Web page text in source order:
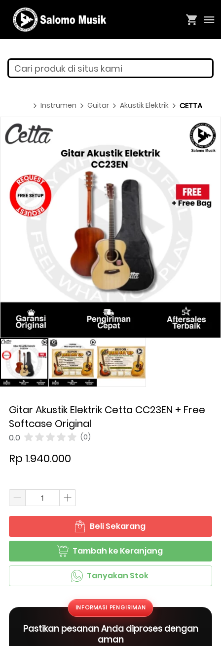
Cari produk di situs kami
Instrumen Guitar Akustik Elektrik CETTA
Gitar Akustik Elektrik Cetta CC23EN + Free
Softcase Original
0.0 (0)
Rp 1.940.000
` Beli Sekarang
` Tambah ke Keranjang
` Tanyakan Stok
INFORMASI PENGIRIMAN
Pastikan pesanan Anda diproses dengan
aman